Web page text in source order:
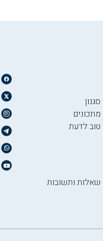
סגנון
מתכונים
טוב לדעת
שאלות ותשובות